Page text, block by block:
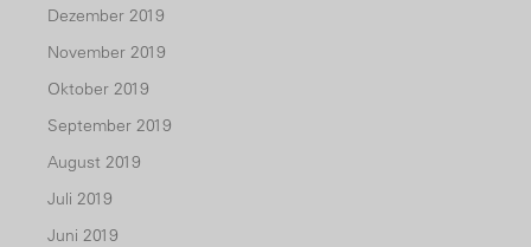
Dezember 2019
November 2019
Oktober 2019
September 2019
August 2019
Juli 2019
Juni 2019